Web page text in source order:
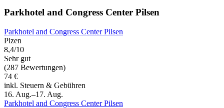
Parkhotel and Congress Center Pilsen
Parkhotel and Congress Center Pilsen
Plzen
8,4/10
Sehr gut
(287 Bewertungen)
74 €
inkl. Steuern & Gebühren
16. Aug.–17. Aug.
Parkhotel and Congress Center Pilsen